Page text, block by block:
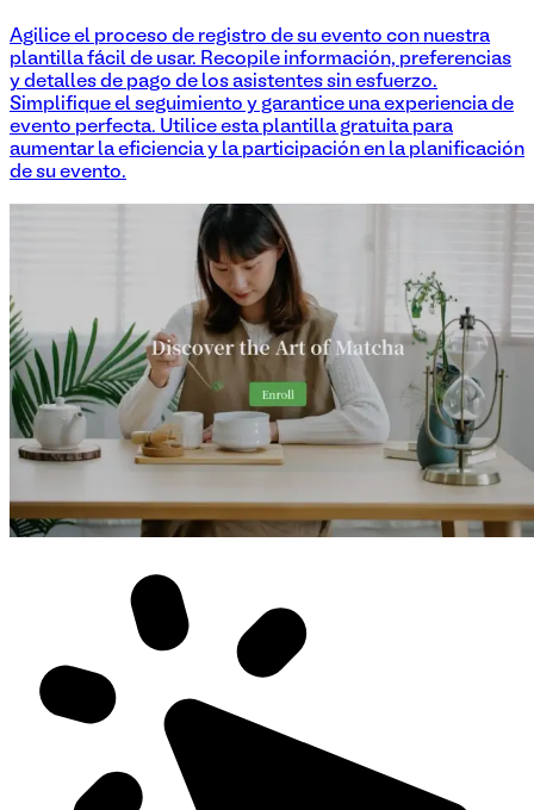
Agilice el proceso de registro de su evento con nuestra
plantilla fácil de usar. Recopile información, preferencias
y detalles de pago de los asistentes sin esfuerzo.
Simplifique el seguimiento y garantice una experiencia de
evento perfecta. Utilice esta plantilla gratuita para
aumentar la eficiencia y la participación en la planificación
de su evento.